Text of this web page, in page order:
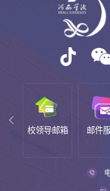
校领导邮箱 邮件服务